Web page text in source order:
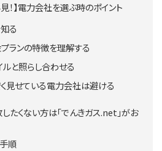
！】電力会社を選ぶ時のポイント
る
ランの特徴を理解する
と照らし合わせる
見せている電力会社は避ける
たくない方は「でんきガス.net」がお
順